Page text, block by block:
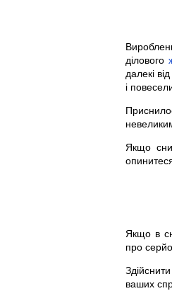
ділового
далекі
і
Якщо
Якщо в
про
ваших